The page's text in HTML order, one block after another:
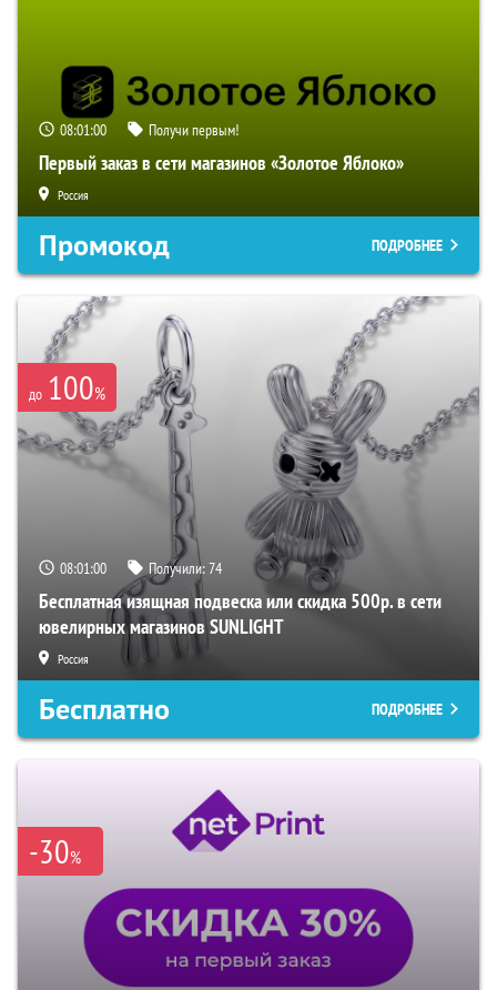
08:00:59 Получи первым!
Первый заказ в сети магазинов «Золотое Яблоко»
Россия
Промокод ПОДРОБНЕЕ
до 100%
08:00:59 Получили:74
Бесплатная изящная подвеска или скидка 500р. в сети
ювелирных магазинов SUNLIGHT
Россия
Бесплатно ПОДРОБНЕЕ
-30%